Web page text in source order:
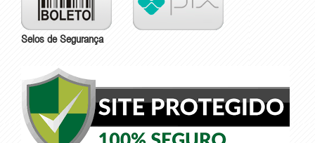
Selos de Segurança